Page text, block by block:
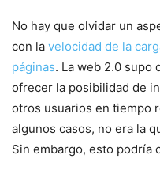
No hay que olvidar un
con la velocidad de la
páginas. La web 2.0 supo
ofrecer la posibilidad de
otros usuarios en tiempo
algunos casos, no era la
Sin embargo, esto podría